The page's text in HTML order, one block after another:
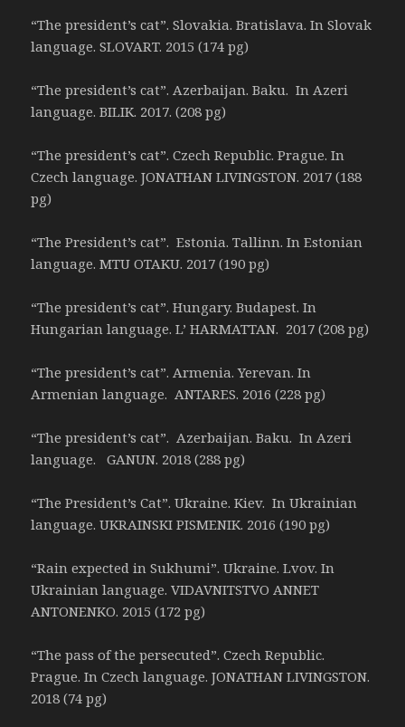
“The president’s cat”. Slovakia. Bratislava. In Slovak
language. SLOVART. 2015 (174 pg)
“The president’s cat”. Azerbaijan. Baku. In Azeri
language. BILIK. 2017. (208 pg)
“The president’s cat”. Czech Republic. Prague. In
Czech language. JONATHAN LIVINGSTON. 2017 (188
pg)
“The President’s cat”. Estonia. Tallinn. In Estonian
language. MTU OTAKU. 2017 (190 pg)
“The president’s cat”. Hungary. Budapest. In
Hungarian language. L’ HARMATTAN. 2017 (208 pg)
“The president’s cat”. Armenia. Yerevan. In
Armenian language. ANTARES. 2016 (228 pg)
“The president’s cat”. Azerbaijan. Baku. In Azeri
language. GANUN. 2018 (288 pg)
“The President’s Cat”. Ukraine. Kiev. In Ukrainian
language. UKRAINSKI PISMENIK. 2016 (190 pg)
“Rain expected in Sukhumi”. Ukraine. Lvov. In
Ukrainian language. VIDAVNITSTVO ANNET
ANTONENKO. 2015 (172 pg)
“The pass of the persecuted”. Czech Republic.
Prague. In Czech language. JONATHAN LIVINGSTON.
2018 (74 pg)